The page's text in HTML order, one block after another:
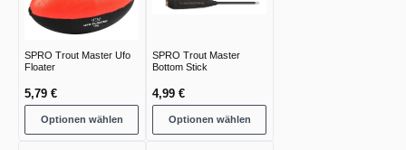
SPRO Trout Master Ufo
Floater
5,79 €
Optionen wählen
SPRO Trout Master
Bottom Stick
4,99 €
Optionen wählen